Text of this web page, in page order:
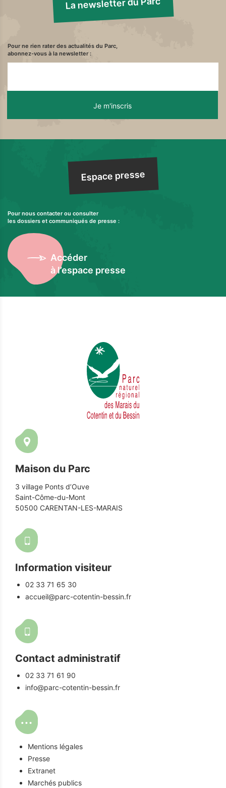
Pour ne rien rater des actualités du Parc,
abonnez-vous à la newsletter :
Espace presse
Pour nous contacter ou consulter
les dossiers et communiqués de presse :
Accéder
à l’espace presse
Maison du Parc
3 village Ponts d’Ouve
Saint-Côme-du-Mont
50500 CARENTAN-LES-MARAIS
Information visiteur
02 33 71 65 30
accueil@parc-cotentin-bessin.fr
Contact administratif
02 33 71 61 90
info@parc-cotentin-bessin.fr
Mentions légales
Presse
Extranet
Marchés publics